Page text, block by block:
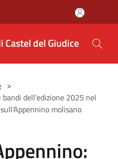
Castel del Giudice
>
dell'edizione 2025 nel
molisano